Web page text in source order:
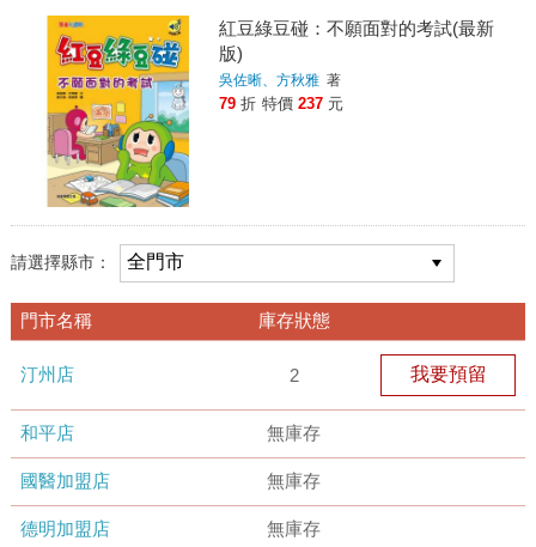
紅豆綠豆碰：不願面對的考試(最新
版)
吳佐晰、方秋雅 著
79 折 特價 237 元
請選擇縣市：
門市名稱 庫存狀態
汀州店 2 我要預留
和平店 無庫存
國醫加盟店 無庫存
德明加盟店 無庫存